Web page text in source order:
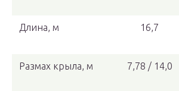
Длина, м 16,7
Размах крыла, м 7,78 / 14,0